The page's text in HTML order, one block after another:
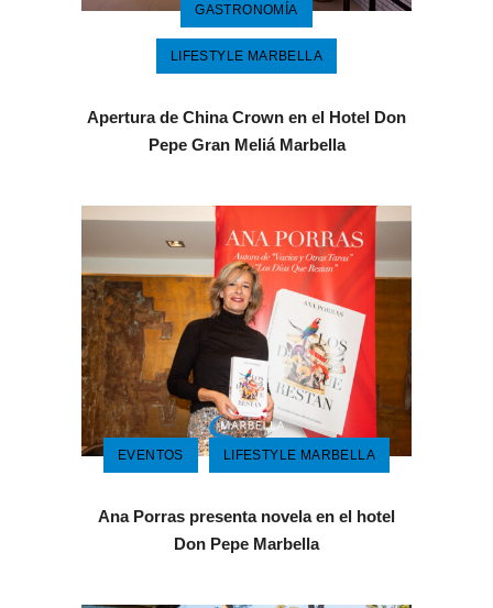
GASTRONOMÍA
LIFESTYLE MARBELLA
Apertura de China Crown en el Hotel Don
Pepe Gran Meliá Marbella
EVENTOS LIFESTYLE MARBELLA
Ana Porras presenta novela en el hotel
Don Pepe Marbella